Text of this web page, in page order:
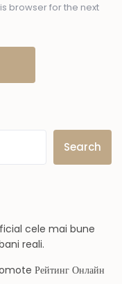
browser for the next
Search
cele mai bune
reali.
Рейтинг Онлайн